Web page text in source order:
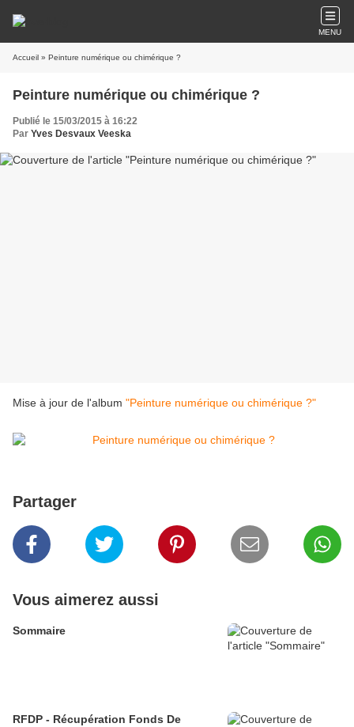
MENU
Accueil » Peinture numérique ou chimérique ?
Peinture numérique ou chimérique ?
Publié le 15/03/2015 à 16:22
Par Yves Desvaux Veeska
Mise à jour de l'album "Peinture numérique ou chimérique ?"
Partager
Vous aimerez aussi
Sommaire
RFDP - Récupération Fonds De